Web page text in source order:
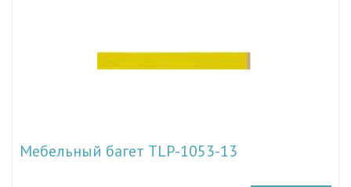
Мебельный багет TLP-1053-13